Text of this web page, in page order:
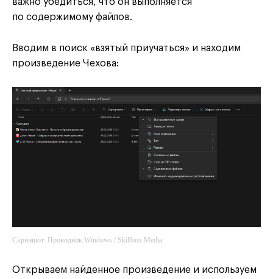
важно убедиться, что он выполняется
по содержимому файлов.
Вводим в поиск «взятый приучаться» и находим
произведение Чехова:
Скриншот: Проводник Windows / Skillbox Media
Открываем найденное произведение и используем